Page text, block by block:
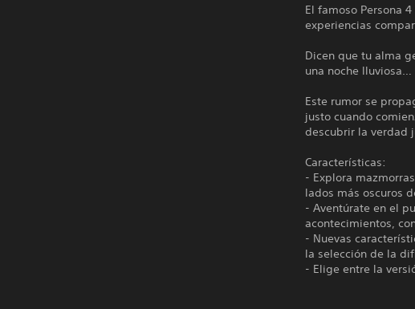
El famoso Persona
experiencias
Dicen que tu alma
una noche lluviosa…
Este rumor se
justo cuando
descubrir la verdad
Características:
- Explora
lados más oscuros
- Aventúrate en el
acontecimientos,
- Nuevas
la selección de la
- Elige entre la